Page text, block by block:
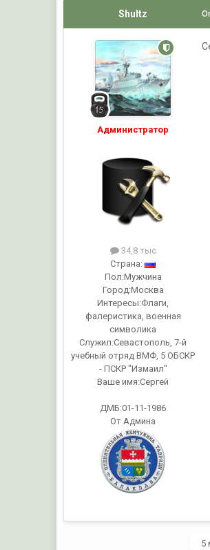
Shultz
Администратор
34,8 тыс
Страна:
Пол:Мужчина
Город:Москва
Интересы:Флаги,
фалеристика, военная
символика
Служил:Севастополь, 7-й
учебный отряд ВМФ, 5 ОБСКР
- ПСКР "Измаил"
Ваше имя:Сергей
ДМБ:01-11-1986
От Админа
5